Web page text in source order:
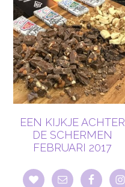
EEN KIJKJE ACHTER
DE SCHERMEN
FEBRUARI 2017